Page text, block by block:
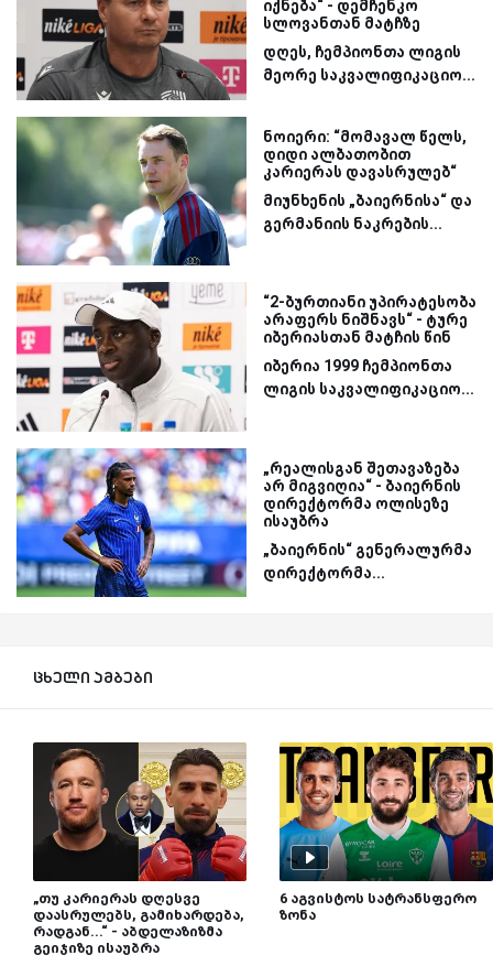
იქნება“ - დემჩენკო
სლოვანთან მატჩზე
დღეს, ჩემპიონთა ლიგის
მეორე საკვალიფიკაციო...
ნოიერი: “მომავალ წელს,
დიდი ალბათობით
კარიერას დავასრულებ“
მიუნხენის „ბაიერნისა“ და
გერმანიის ნაკრების...
“2-ბურთიანი უპირატესობა
არაფერს ნიშნავს“ - ტურე
იბერიასთან მატჩის წინ
იბერია 1999 ჩემპიონთა
ლიგის საკვალიფიკაციო...
„რეალისგან შეთავაზება
არ მიგვიღია“ - ბაიერნის
დირექტორმა ოლისეზე
ისაუბრა
„ბაიერნის“ გენერალურმა
დირექტორმა...
ცხელი ამბები
„თუ კარიერას დღესვე
დაასრულებს, გამიხარდება,
რადგან...“ - აბდელაზიზმა
გეიჯიზე ისაუბრა
6 აგვისტოს სატრანსფერო
ზონა